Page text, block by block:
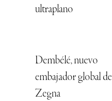
ultraplano
Dembélé, nuevo
embajador global de
Zegna